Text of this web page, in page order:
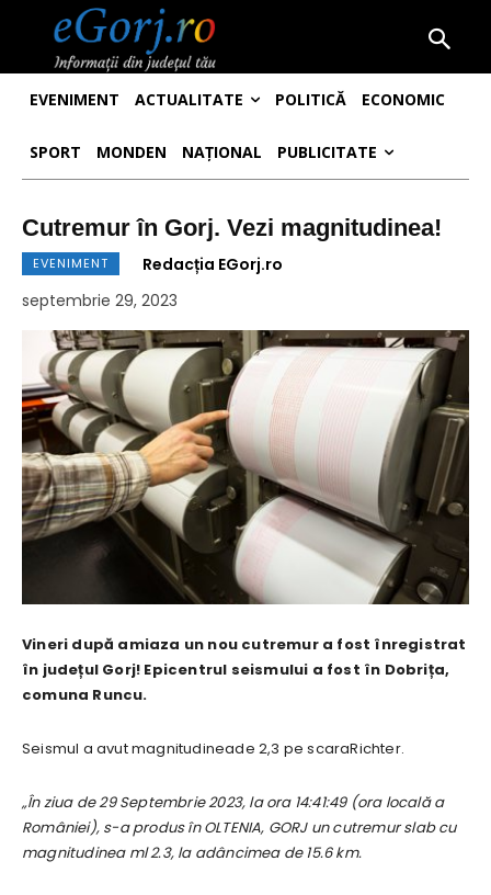
EVENIMENT ACTUALITATE POLITICĂ ECONOMIC
SPORT MONDEN NAȚIONAL PUBLICITATE
Cutremur în Gorj. Vezi magnitudinea!
EVENIMENT
Redacția EGorj.ro
septembrie 29, 2023
Vineri după amiaza un nou cutremur a fost înregistrat
în județul Gorj! Epicentrul seismului a fost în Dobrița,
comuna Runcu.
Seismul a avut magnitudineade 2,3 pe scaraRichter.
„În ziua de 29 Septembrie 2023, la ora 14:41:49 (ora locală a
României), s-a produs în OLTENIA, GORJ un cutremur slab cu
magnitudinea ml 2.3, la adâncimea de 15.6 km.